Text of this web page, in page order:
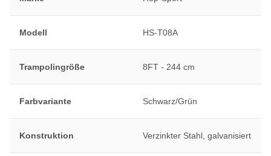
Modell HS-T08A
Trampolingröße 8FT - 244 cm
Farbvariante Schwarz/Grün
Konstruktion Verzinkter Stahl, galvanisiert